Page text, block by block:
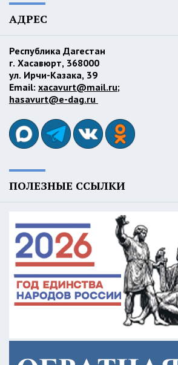
АДРЕС
Республика Дагестан
г. Хасавюрт, 368000
ул. Ирчи-Казака, 39
Email: xacavurt@mail.ru;
hasavurt@e-dag.ru
ПОЛЕЗНЫЕ ССЫЛКИ